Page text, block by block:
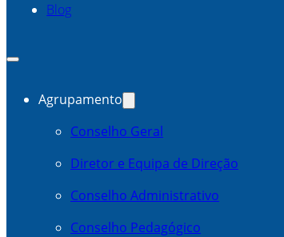
Blog
Agrupamento
Conselho Geral
Diretor e Equipa de Direção
Conselho Administrativo
Conselho Pedagógico